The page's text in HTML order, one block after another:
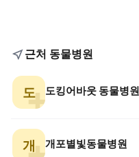
근처 동물병원
도 도킹어바웃 동물병원
개 개포별빛동물병원